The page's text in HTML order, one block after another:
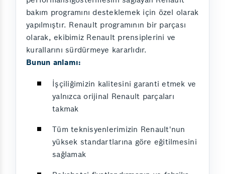
bakım programını desteklemek için özel olarak
yapılmıştır. Renault programının bir parçası
olarak, ekibimiz Renault prensiplerini ve
kurallarını sürdürmeye kararlıdır.
Bunun anlamı:
İşçiliğimizin kalitesini garanti etmek ve
yalnızca orijinal Renault parçaları
takmak
Tüm teknisyenlerimizin Renault'nun
yüksek standartlarına göre eğitilmesini
sağlamak